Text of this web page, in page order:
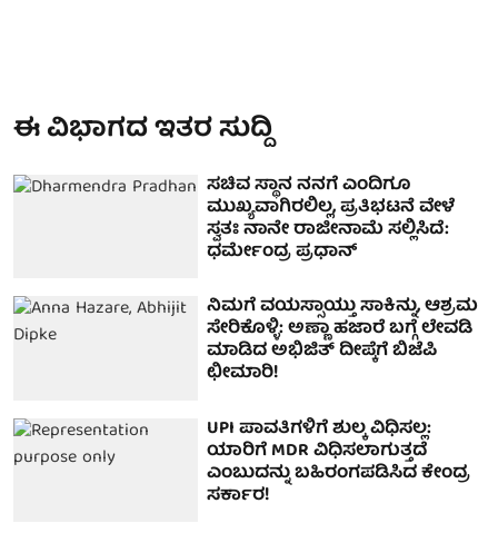
ಈ ವಿಭಾಗದ ಇತರ ಸುದ್ದಿ
ಸಚಿವ ಸ್ಥಾನ ನನಗೆ ಎಂದಿಗೂ
ಮುಖ್ಯವಾಗಿರಲಿಲ್ಲ, ಪ್ರತಿಭಟನೆ ವೇಳೆ
ಸ್ವತಃ ನಾನೇ ರಾಜೀನಾಮೆ ಸಲ್ಲಿಸಿದೆ:
ಧರ್ಮೇಂದ್ರ ಪ್ರಧಾನ್
ನಿಮಗೆ ವಯಸ್ಸಾಯ್ತು ಸಾಕಿನ್ನು, ಆಶ್ರಮ
ಸೇರಿಕೊಳ್ಳಿ: ಅಣ್ಣಾ ಹಜಾರೆ ಬಗ್ಗೆ ಲೇವಡಿ
ಮಾಡಿದ ಅಭಿಜಿತ್ ದೀಪ್ಕೆಗೆ ಬಿಜೆಪಿ
ಛೀಮಾರಿ!
UPI ಪಾವತಿಗಳಿಗೆ ಶುಲ್ಕ ವಿಧಿಸಲ್ಲ:
ಯಾರಿಗೆ MDR ವಿಧಿಸಲಾಗುತ್ತದೆ
ಎಂಬುದನ್ನು ಬಹಿರಂಗಪಡಿಸಿದ ಕೇಂದ್ರ
ಸರ್ಕಾರ!